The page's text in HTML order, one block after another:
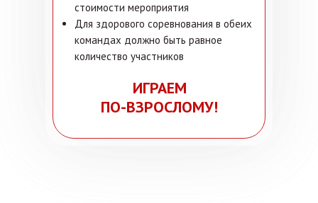
стоимости мероприятия
Для здорового соревнования в обеих
командах должно быть равное
количество участников
ИГРАЕМ
ПО-ВЗРОСЛОМУ!